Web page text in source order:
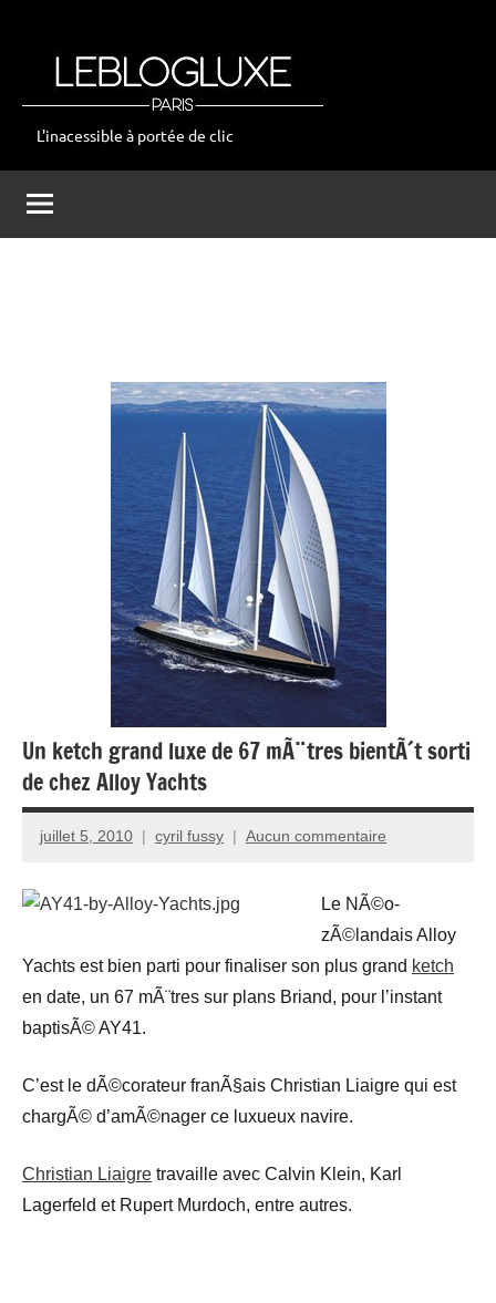
leblogluxe
L'inacessible à portée de clic
Un ketch grand luxe de 67 mÃ¨tres bientÃ´t sorti
de chez Alloy Yachts
juillet 5, 2010 cyril fussy Aucun commentaire
Le NÃ©o-
zÃ©landais Alloy
Yachts est bien parti pour finaliser son plus grand ketch
en date, un 67 mÃ¨tres sur plans Briand, pour l’instant
baptisÃ© AY41.
C’est le dÃ©corateur franÃ§ais Christian Liaigre qui est
chargÃ© d’amÃ©nager ce luxueux navire.
Christian Liaigre travaille avec Calvin Klein, Karl
Lagerfeld et Rupert Murdoch, entre autres.